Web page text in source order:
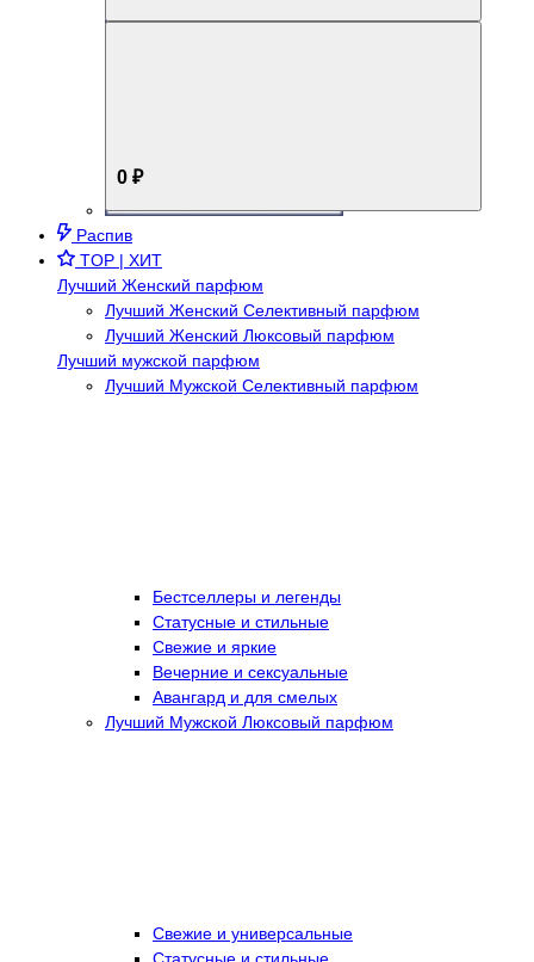
0 ₽
Распив
TOP | ХИТ
Лучший Женский парфюм
Лучший Женский Селективный парфюм
Лучший Женский Люксовый парфюм
Лучший мужской парфюм
Лучший Мужской Селективный парфюм
Бестселлеры и легенды
Статусные и стильные
Свежие и яркие
Вечерние и сексуальные
Авангард и для смелых
Лучший Мужской Люксовый парфюм
Свежие и универсальные
Статусные и стильные